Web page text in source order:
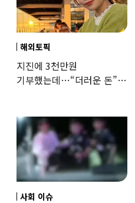
해외토픽
지진에 3천만원
기부했는데…“더러운 돈”
사회 이슈